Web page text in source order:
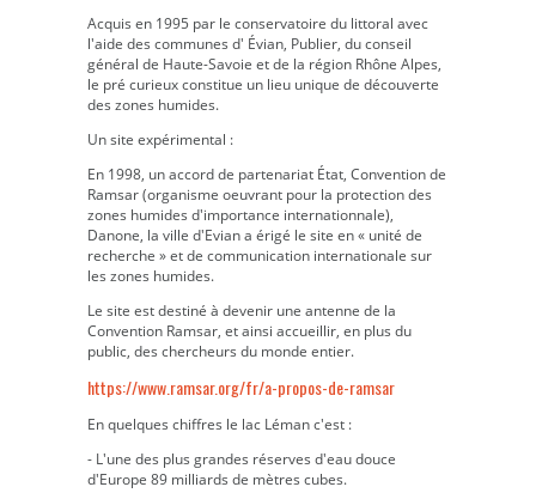
Acquis en 1995 par le conservatoire du littoral avec
l'aide des communes d' Évian, Publier, du conseil
général de Haute-Savoie et de la région Rhône Alpes,
le pré curieux constitue un lieu unique de découverte
des zones humides.
Un site expérimental :
En 1998, un accord de partenariat État, Convention de
Ramsar (organisme oeuvrant pour la protection des
zones humides d'importance internationnale),
Danone, la ville d'Evian a érigé le site en « unité de
recherche » et de communication internationale sur
les zones humides.
Le site est destiné à devenir une antenne de la
Convention Ramsar, et ainsi accueillir, en plus du
public, des chercheurs du monde entier.
https://www.ramsar.org/fr/a-propos-de-ramsar
En quelques chiffres le lac Léman c'est :
- L'une des plus grandes réserves d'eau douce
d'Europe 89 milliards de mètres cubes.